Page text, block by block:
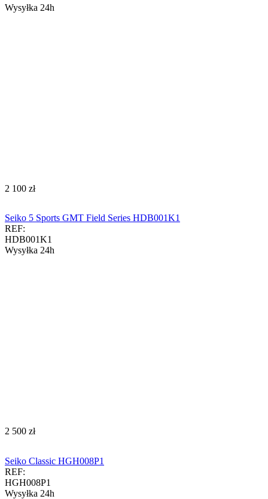
Wysyłka 24h
‍2 100‍ zł
Seiko 5 Sports GMT Field Series HDB001K1
REF:
HDB001K1
Wysyłka 24h
‍2 500‍ zł
Seiko Classic HGH008P1
REF:
HGH008P1
Wysyłka 24h